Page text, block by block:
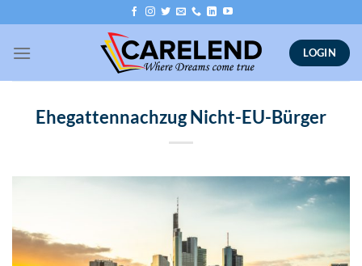
to
content
LOGIN
Ehegattennachzug Nicht-EU-Bürger